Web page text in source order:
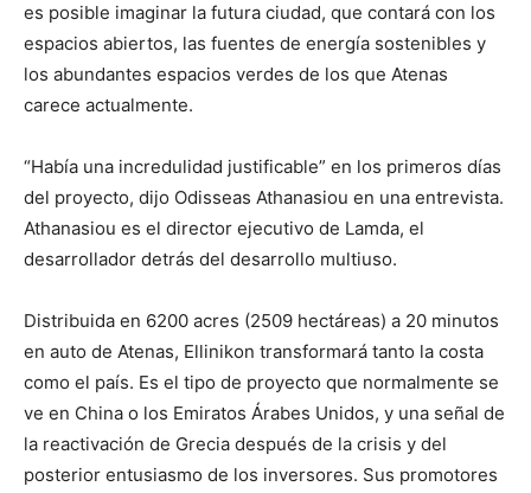
es posible imaginar la futura ciudad, que contará con los
espacios abiertos, las fuentes de energía sostenibles y
los abundantes espacios verdes de los que Atenas
carece actualmente.
“Había una incredulidad justificable” en los primeros días
del proyecto, dijo Odisseas Athanasiou en una entrevista.
Athanasiou es el director ejecutivo de Lamda, el
desarrollador detrás del desarrollo multiuso.
Distribuida en 6200 acres (2509 hectáreas) a 20 minutos
en auto de Atenas, Ellinikon transformará tanto la costa
como el país. Es el tipo de proyecto que normalmente se
ve en China o los Emiratos Árabes Unidos, y una señal de
la reactivación de Grecia después de la crisis y del
posterior entusiasmo de los inversores. Sus promotores